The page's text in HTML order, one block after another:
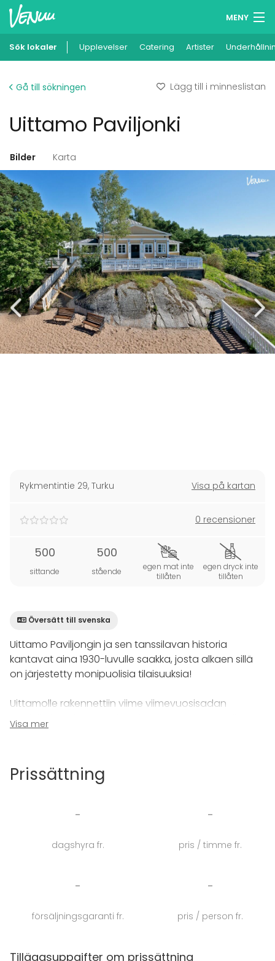
MENY
Minneslista
Lägg till din lokal
Sök lokaler Upplevelser Catering Artister
Gå till sökningen Lägg till i minneslistan
Uittamo Paviljonki
Bilder Karta
Rykmentintie 29, Turku Visa på kartan
0 recensioner
500
sittande
500
stående
egen mat inte
tillåten
egen dryck inte
tillåten
Översätt till svenska
Uittamo Paviljongin ja sen tanssilavan historia
kantavat aina 1930-luvulle saakka, josta alkaen sillä
on järjestetty monipuolisia tilaisuuksia!
Uittamolle rakennettiin viime viimevuosisadan
puolella kaunis ravintola sekä suuret terassit, joilta
yleisö voi nauttia kuvankauniista merimaisemista.
vuokraamalla tilan maksimikapasiteetti on jopa yli
juhlapaikka soveltuu loistavasti perhejuhliin, kuten
syntymäpäiviin, ristiäisiin ja valmistujaisiin. Vuosien
Uittamo Paviljonki ja sen merelliset puitteet sijaitsevat
Tapahtumanne tarjoilut suunnitellaan tapahtuman
Visa mer
Prissättning
-
dagshyra fr.
-
pris / timme fr.
-
försäljningsgaranti fr.
-
pris / person fr.
Tilläggsuppgifter om prissättning